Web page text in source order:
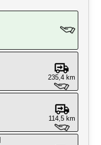
235,4 km
114,5 km